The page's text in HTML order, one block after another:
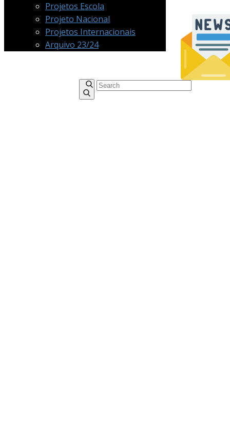
Projetos Escola
Projeto Nacional
Projetos Internacionais
Arquivo 23/24